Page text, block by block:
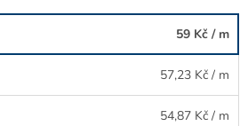
59 Kč / m
57,23 Kč / m
54,87 Kč / m